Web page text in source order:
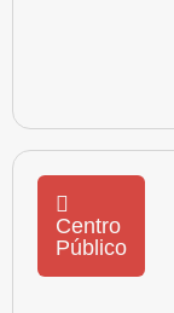
Centro
Público